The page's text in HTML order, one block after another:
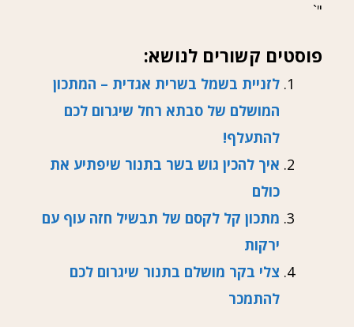
"`
פוסטים קשורים לנושא:
לזניית בשמל בשרית אגדית – המתכון
המושלם של סבתא רחל שיגרום לכם
להתעלף!
איך להכין גוש בשר בתנור שיפתיע את
כולם
מתכון קל לקסם של תבשיל חזה עוף עם
ירקות
צלי בקר מושלם בתנור שיגרום לכם
להתמכר